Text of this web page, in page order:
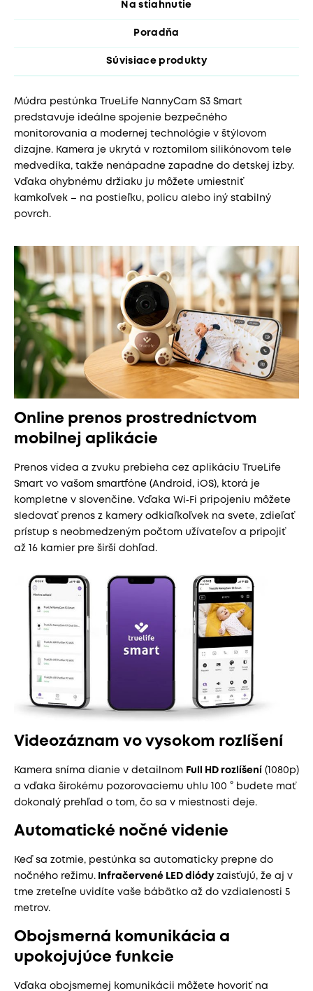
Na stiahnutie
Poradňa
Súvisiace produkty
Múdra pestúnka TrueLife NannyCam S3 Smart
predstavuje ideálne spojenie bezpečného
monitorovania a modernej technológie v štýlovom
dizajne. Kamera je ukrytá v roztomilom silikónovom tele
medvedíka, takže nenápadne zapadne do detskej izby.
Vďaka ohybnému držiaku ju môžete umiestniť
kamkoľvek – na postieľku, policu alebo iný stabilný
povrch.
Online prenos prostredníctvom
mobilnej aplikácie
Prenos videa a zvuku prebieha cez aplikáciu TrueLife
Smart vo vašom smartfóne (Android, iOS), ktorá je
kompletne v slovenčine. Vďaka Wi‑Fi pripojeniu môžete
sledovať prenos z kamery odkiaľkoľvek na svete, zdieľať
prístup s neobmedzeným počtom užívateľov a pripojiť
až 16 kamier pre širší dohľad.
Videozáznam vo vysokom rozlíšení
Kamera sníma dianie v detailnom Full HD rozlíšení (1080p)
a vďaka širokému pozorovaciemu uhlu 100 ° budete mať
dokonalý prehľad o tom, čo sa v miestnosti deje.
Automatické nočné videnie
Keď sa zotmie, pestúnka sa automaticky prepne do
nočného režimu. Infračervené LED diódyzaisťujú, že aj v
tme zreteľne uvidíte vaše bábätko až do vzdialenosti 5
metrov.
Obojsmerná komunikácia a
upokojujúce funkcie
Vďaka obojsmernej komunikácii môžete hovoriť na